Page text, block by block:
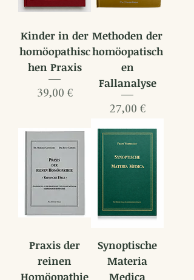
Kinder in der
homöopathisc
hen Praxis
Preis
39,00 €
Methoden der
homöopatisch
en
Fallanalyse
Preis
27,00 €
Praxis der
reinen
Homöopathie
Synoptische
Materia
Medica